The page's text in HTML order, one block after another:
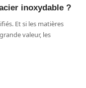
inoxydable ?
Et si les matières
valeur, les